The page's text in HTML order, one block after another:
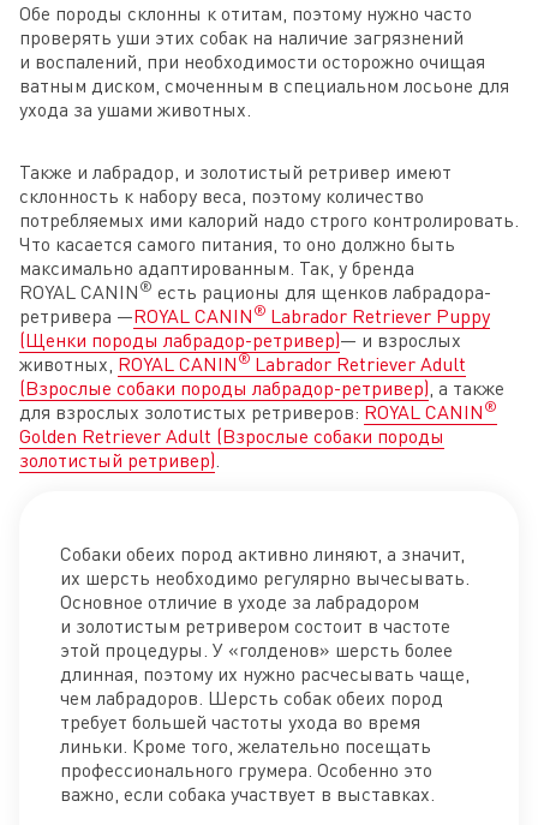
Обе породы склонны к отитам, поэтому нужно часто
проверять уши этих собак на наличие загрязнений
и воспалений, при необходимости осторожно очищая
ватным диском, смоченным в специальном лосьоне для
ухода за ушами животных.
Также и лабрадор, и золотистый ретривер имеют
склонность к набору веса, поэтому количество
потребляемых ими калорий надо строго контролировать.
Что касается самого питания, то оно должно быть
максимально адаптированным. Так, у бренда
ROYAL CANIN ® есть рационы для щенков лабрадора-
ретривера —ROYAL CANIN ® Labrador Retriever Puppy
(Щенки породы лабрадор-ретривер)— и взрослых
животных, ROYAL CANIN®Labrador Retriever Adult
(Взрослые собаки породы лабрадор-ретривер), а также
для взрослых золотистых ретриверов: ROYAL CANIN ®
Golden Retriever Adult (Взрослые собаки породы
золотистый ретривер).
Собаки обеих пород активно линяют, а значит,
их шерсть необходимо регулярно вычесывать.
Основное отличие в уходе за лабрадором
и золотистым ретривером состоит в частоте
этой процедуры. У «голденов» шерсть более
длинная, поэтому их нужно расчесывать чаще,
чем лабрадоров. Шерсть собак обеих пород
требует большей частоты ухода во время
линьки. Кроме того, желательно посещать
профессионального грумера. Особенно это
важно, если собака участвует в выставках.